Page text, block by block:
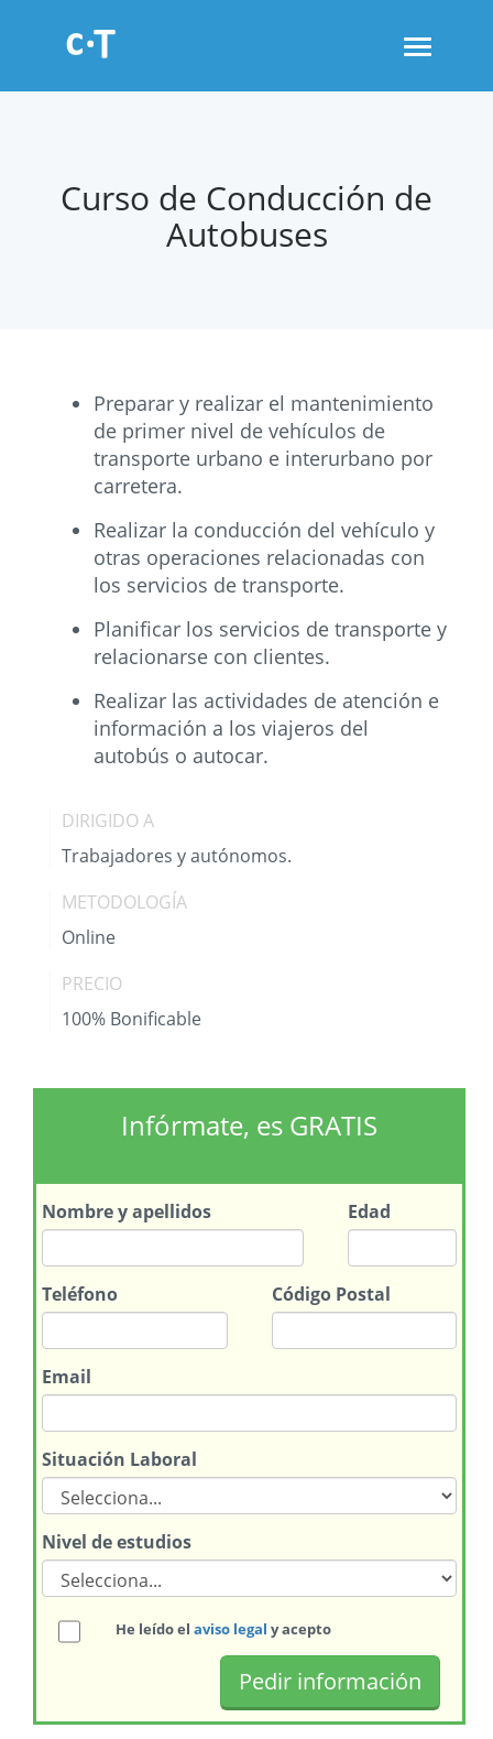
Toggle
Curso de Conducción de
Autobuses
Preparar y realizar el mantenimiento
de primer nivel de vehículos de
transporte urbano e interurbano por
carretera.
Realizar la conducción del vehículo y
otras operaciones relacionadas con
los servicios de transporte.
Planificar los servicios de transporte y
relacionarse con clientes.
Realizar las actividades de atención e
información a los viajeros del
autobús o autocar.
DIRIGIDO A
Trabajadores y autónomos.
METODOLOGÍA
Online
PRECIO
100% Bonificable
Infórmate, es GRATIS
Nombrey apellidos Edad
Teléfono Código Postal
Email
Situación Laboral
Nivel de estudios
He leído el aviso legal y acepto